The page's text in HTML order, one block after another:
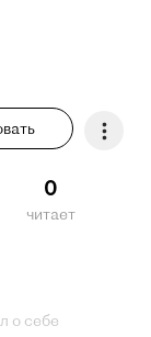
0
читает
о себе